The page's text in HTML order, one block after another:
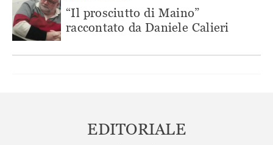
“Il prosciutto di Maino”
raccontato da Daniele Calieri
EDITORIALE